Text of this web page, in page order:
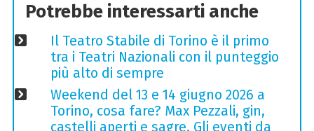
Potrebbe interessarti anche
Il Teatro Stabile di Torino è il primo
tra i Teatri Nazionali con il punteggio
più alto di sempre
Weekend del 13 e 14 giugno 2026 a
Torino, cosa fare? Max Pezzali, gin,
castelli aperti e sagre. Gli eventi da